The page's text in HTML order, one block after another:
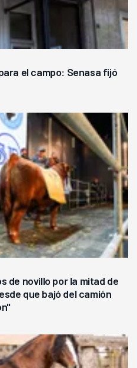
el campo: Senasa fijó
de novillo por la mitad de
que bajó del camión